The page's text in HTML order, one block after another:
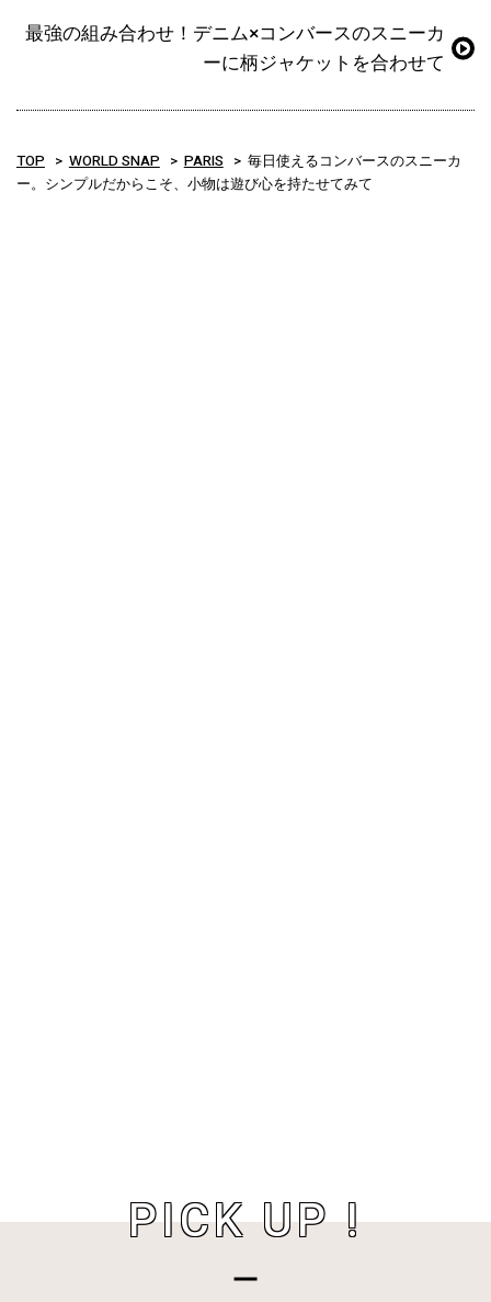
最強の組み合わせ！デニム×コンバースのスニーカ
ーに柄ジャケットを合わせて
TOP WORLD SNAP PARIS
毎日使えるコンバースのスニーカ
ー。シンプルだからこそ、小物は遊び心を持たせてみて
PICK UP !